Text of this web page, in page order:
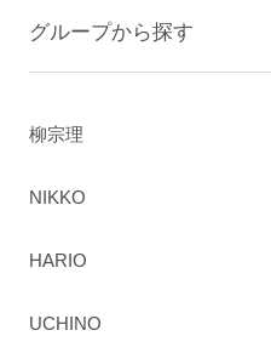
グループから探す
柳宗理
NIKKO
HARIO
UCHINO